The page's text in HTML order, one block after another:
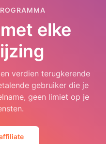
elke
verdien terugkerende
gebruiker die je
geen limiet op je